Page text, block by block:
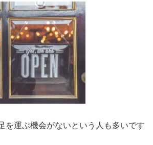
を運ぶ機会がないという人も多いです